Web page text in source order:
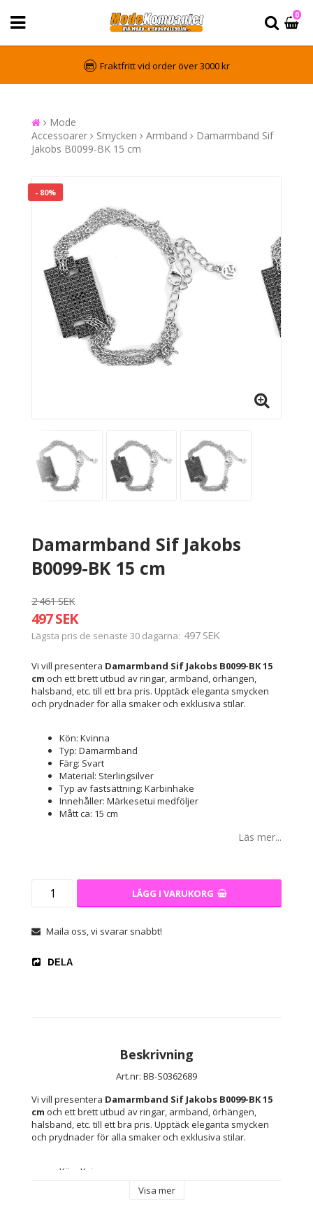
0
Fraktfritt vid order över 3000 kr
Mode
Accessoarer
Smycken Armband
Damarmband Sif
Jakobs B0099-BK 15 cm
- 80%
Damarmband Sif Jakobs
B0099-BK 15 cm
2 461 SEK
497 SEK
Lägsta pris de senaste 30 dagarna 497 SEK
Vi vill presentera Damarmband Sif Jakobs B0099-BK 15
cm och ett brett utbud av ringar, armband, örhängen,
halsband, etc. till ett bra pris. Upptäck eleganta smycken
och prydnader för alla smaker och exklusiva stilar.
Kön: Kvinna
Typ: Damarmband
Färg: Svart
Material: Sterlingsilver
Typ av fastsättning: Karbinhake
Innehåller: Märkesetui medföljer
Mått ca: 15 cm
Läs mer...
LÄGG I VARUKORG
Maila oss, vi svarar snabbt!
DELA
Beskrivning
Art.nr: BB-S0362689
Vi vill presentera Damarmband Sif Jakobs B0099-BK 15
cm och ett brett utbud av ringar, armband, örhängen,
halsband, etc. till ett bra pris. Upptäck eleganta smycken
och prydnader för alla smaker och exklusiva stilar.
Kön: Kvinna
Visa mer